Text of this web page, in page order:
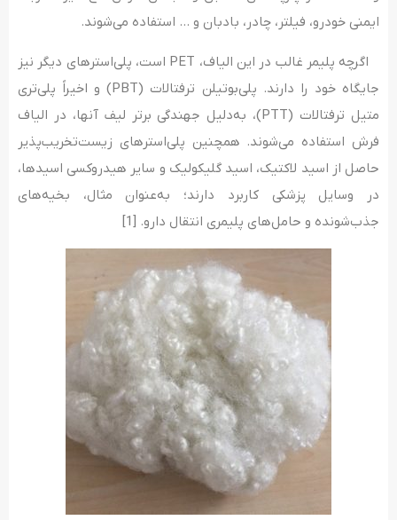
ایمنی خودرو، فیلتر، چادر، بادبان و … استفاده می‌شوند.
اگرچه پلیمر غالب در این الیاف، PET است، پلی‌استرهای دیگر نیز
جایگاه خود را دارند. پلی‌بوتیلن ترفتالات (PBT) و اخیراً پلی‌تری
متیل ترفتالات (PTT)، به‌دلیل جهندگی برتر لیف آنها، در الیاف
فرش استفاده می‌شوند. همچنین پلی‌استرهای زیست‌تخریب‌پذیر
حاصل از اسید لاکتیک، اسید گلیکولیک و سایر هیدروکسی اسیدها،
در وسایل پزشکی کاربرد دارند؛ به‌عنوان مثال، بخیه‌های
جذب‌شونده و حامل‌های پلیمری انتقال دارو. [1]